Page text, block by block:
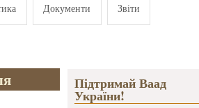
Документи Звіти
Підтримай Ваад
України!